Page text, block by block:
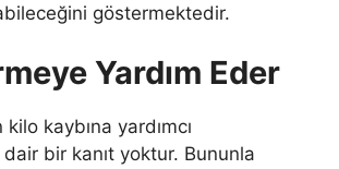
göstermektedir.
Yardım Eder
kaybına yardımcı
bir kanıt yoktur. Bununla